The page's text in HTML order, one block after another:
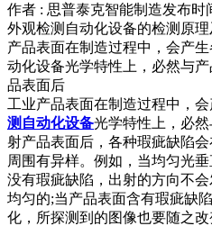
作者 : 思普泰克智能制造发布时
外观检测自动化设备的检测原
产品表面在制造过程中，会产
动化设备光学特性上，必然与
品表面后
工业产品表面在制造过程中，
测自动化设备光学特性上，必
射产品表面后，各种瑕疵缺陷
周围有异样。例如，当均匀光
没有瑕疵缺陷，出射的方向不
均匀的;当产品表面含有瑕疵缺
化，所探测到的图像也要随之改